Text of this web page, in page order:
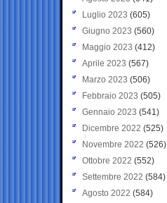
Luglio 2023 (605)
Giugno 2023 (560)
Maggio 2023 (412)
Aprile 2023 (567)
Marzo 2023 (506)
Febbraio 2023 (505)
Gennaio 2023 (541)
Dicembre 2022 (525)
Novembre 2022 (526)
Ottobre 2022 (552)
Settembre 2022 (584)
Agosto 2022 (584)